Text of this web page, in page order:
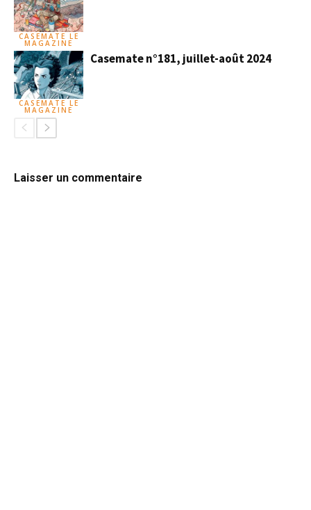
CASEMATE LE
MAGAZINE
CASEMATE LE
MAGAZINE
Casemate n°181, juillet-août 2024
Laisser un commentaire